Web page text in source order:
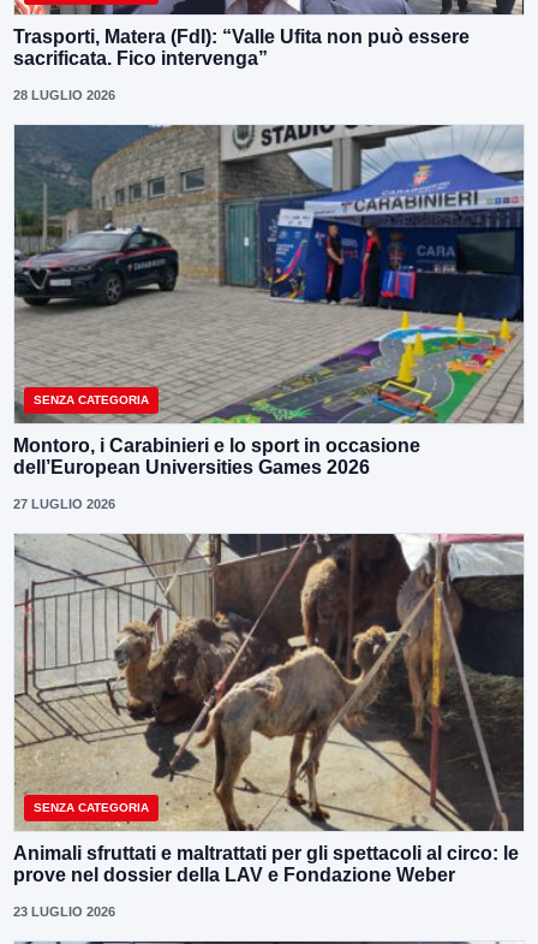
Trasporti, Matera (FdI): “Valle Ufita non può essere
sacrificata. Fico intervenga”
28 LUGLIO 2026
SENZA CATEGORIA
Montoro, i Carabinieri e lo sport in occasione
dell’European Universities Games 2026
27 LUGLIO 2026
SENZA CATEGORIA
Animali sfruttati e maltrattati per gli spettacoli al circo: le
prove nel dossier della LAV e Fondazione Weber
23 LUGLIO 2026